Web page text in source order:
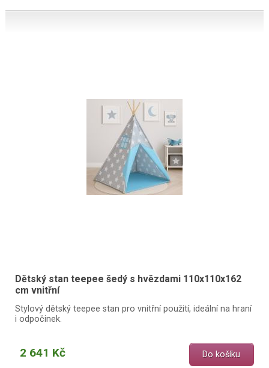
Dětský stan teepee šedý s hvězdami 110x110x162
cm vnitřní
Stylový dětský teepee stan pro vnitřní použití, ideální na hraní
i odpočinek.
2 641 Kč Do košíku